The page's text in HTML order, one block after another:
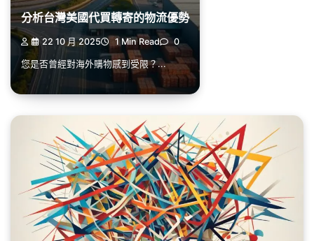
分析台灣美國代買轉寄的物流優勢
22 10 月 2025 1 Min Read 0
您是否曾經對海外購物感到受限？...